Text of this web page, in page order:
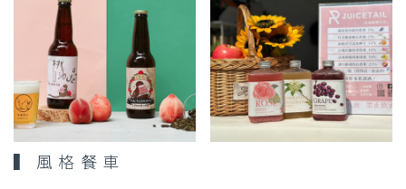
▍ 風 格 餐 車